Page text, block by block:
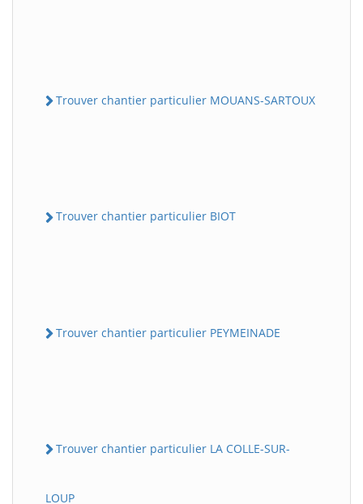
Trouver chantier particulier MOUANS-SARTOUX
Trouver chantier particulier BIOT
Trouver chantier particulier PEYMEINADE
Trouver chantier particulier LA COLLE-SUR-
LOUP